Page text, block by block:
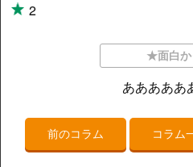
2
★面白か
あああああ
前のコラム コラム